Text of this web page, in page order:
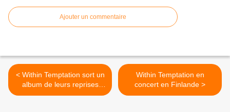
Ajouter un commentaire
< Within Temptation sort un
album de leurs reprises
avec Q-Music
Within Temptation en
concert en Finlande >